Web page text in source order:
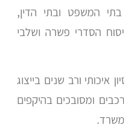
המשפט ובתי הדין,
הסדרי פשרה ושלבי
איכותי ורב שנים בייצוג
ומסובכים בהיקפים